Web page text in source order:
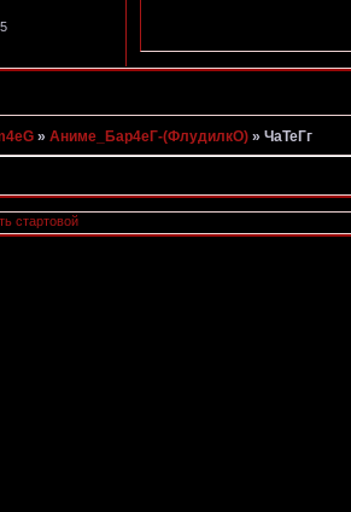
»Аниме_Бар4еГ-(ФлудилкО) »ЧаТеГг